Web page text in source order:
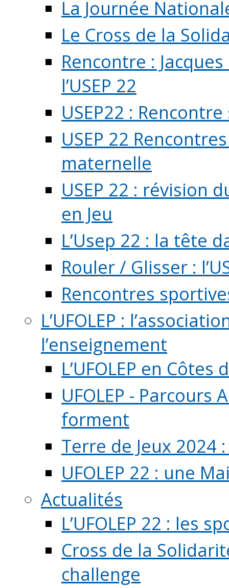
La Journée
Le Cross de la
Rencontre :
l’USEP 22
USEP22 :
USEP 22
maternelle
USEP 22 : révision
en Jeu
L’Usep 22 : la tête
Rouler / Glisser :
Rencontres
L’UFOLEP :
l’enseignement
L’UFOLEP en Côtes
UFOLEP -
forment
Terre de Jeux 2024
UFOLEP 22 : une
Actualités
L’UFOLEP 22 : les
Cross de la
challenge